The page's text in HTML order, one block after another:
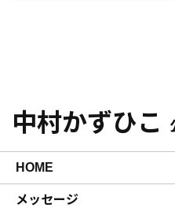
中村かずひこ
HOME
メッセージ